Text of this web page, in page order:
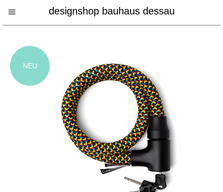
designshop bauhaus dessau
NEU